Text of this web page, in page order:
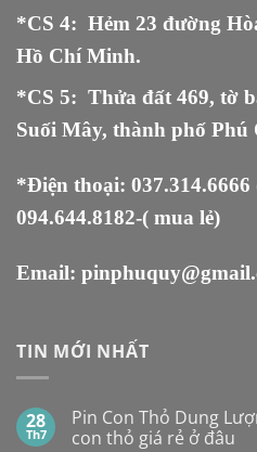
*CS 4: Hẻm 23 đường
Hồ Chí Minh.
*CS 5: Thửa đất 469, tờ
Suối Mây, thành phố Phú
*Điện thoại: 037.314.6666
094.644.8182-( mua lẻ)
Email:
TIN MỚI NHẤT
28
Th7
Pin Con Thỏ Dung
con thỏ giá rẻ ở đâu